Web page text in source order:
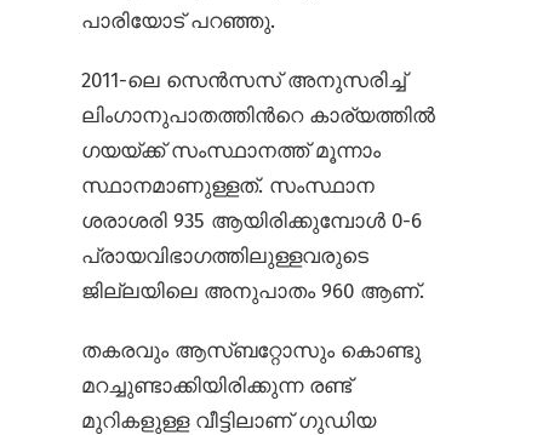
പാരിയോട് പറഞ്ഞു.
2011-ലെ സെന്‍സസ് അനുസരിച്ച്
ലിംഗാനുപാതത്തിന്‍റെ കാര്യത്തില്‍
ഗയയ്ക്ക് സംസ്ഥാനത്ത് മൂന്നാം
സ്ഥാനമാണുള്ളത്. സംസ്ഥാന
ശരാശരി 935 ആയിരിക്കുമ്പോള്‍ 0-6
പ്രായവിഭാഗത്തിലുള്ളവരുടെ
ജില്ലയിലെ അനുപാതം 960 ആണ്.
തകരവും ആസ്ബറ്റോസും കൊണ്ടു
മറച്ചുണ്ടാക്കിയിരിക്കുന്ന രണ്ട്
മുറികളുള്ള വീട്ടിലാണ് ഗുഡിയ